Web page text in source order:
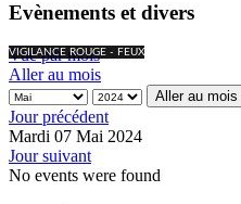
Evènements et divers
VIGILANCE ROUGE - FEUX
Vue par mois
Aller au mois
Aller au mois
Jour précédent
Mardi 07 Mai 2024
Jour suivant
No events were found